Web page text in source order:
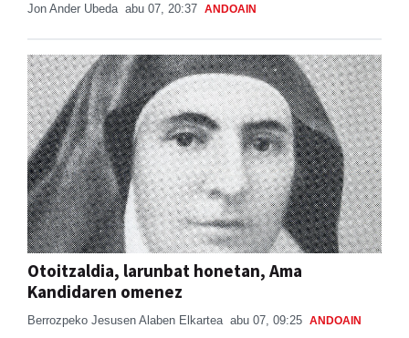
Jon Ander Ubeda abu 07, 20:37 ANDOAIN
Otoitzaldia, larunbat honetan, Ama
Kandidaren omenez
Berrozpeko Jesusen Alaben Elkartea abu 07, 09:25 ANDOAIN